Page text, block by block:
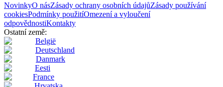
NovinkyO násZásady ochrany osobních údajůZásady používání
cookiesPodmínky použitíOmezení a vyloučení
odpovědnostiKontakty
Ostatní země:
België
Deutschland
Danmark
Eesti
France